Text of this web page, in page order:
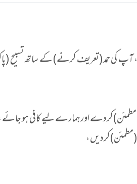
، آپ کی حمد (تعریف کرنے) کے ساتھ تسبیح
(مطمئن) کردے اور ہمارے لیے کافی ہو جائے
کردیں ،